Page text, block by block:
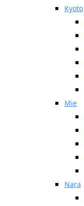
Kyoto
Mie
Nara